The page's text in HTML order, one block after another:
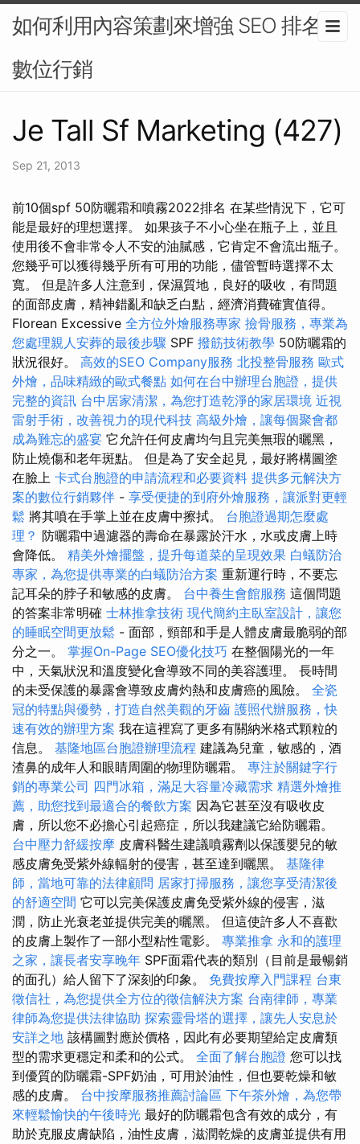
如何利用內容策劃來增強 SEO 排名-
數位行銷
Je Tall Sf Marketing (427)
Sep 21, 2013
前10個spf 50防曬霜和噴霧2022排名 在某些情況下，它可
能是最好的理想選擇。 如果孩子不小心坐在瓶子上，並且
使用後不會非常令人不安的油膩感，它肯定不會流出瓶子。
您幾乎可以獲得幾乎所有可用的功能，儘管暫時選擇不太
寬。 但是許多人注意到，保濕質地，良好的吸收，有問題
的面部皮膚，精神錯亂和缺乏白點，經濟消費確實值得。
Florean Excessive 全方位外燴服務專家 撿骨服務，專業為
您處理親人安葬的最後步驟 SPF 撥筋技術教學 50防曬霜的
狀況很好。 高效的SEO Company服務 北投整骨服務 歐式
外燴，品味精緻的歐式餐點 如何在台中辦理台胞證，提供
完整的資訊 台中居家清潔，為您打造乾淨的家居環境 近視
雷射手術，改善視力的現代科技 高級外燴，讓每個聚會都
成為難忘的盛宴 它允許任何皮膚均勻且完美無瑕的曬黑，
防止燒傷和老年斑點。 但是為了安全起見，最好將構圖塗
在臉上 卡式台胞證的申請流程和必要資料 提供多元解決方
案的數位行銷夥伴 - 享受便捷的到府外燴服務，讓派對更輕
鬆 將其噴在手掌上並在皮膚中擦拭。 台胞證過期怎麼處
理？ 防曬霜中過濾器的壽命在暴露於汗水，水或皮膚上時
會降低。 精美外燴擺盤，提升每道菜的呈現效果 白蟻防治
專家，為您提供專業的白蟻防治方案 重新運行時，不要忘
記耳朵的脖子和敏感的皮膚。 台中養生會館服務 這個問題
的答案非常明確 士林推拿技術 現代簡約主臥室設計，讓您
的睡眠空間更放鬆 - 面部，頸部和手是人體皮膚最脆弱的部
分之一。 掌握On-Page SEO優化技巧 在整個陽光的一年
中，天氣狀況和溫度變化會導致不同的美容護理。 長時間
的未受保護的暴露會導致皮膚灼熱和皮膚癌的風險。 全瓷
冠的特點與優勢，打造自然美觀的牙齒 護照代辦服務，快
速有效的辦理方案 我在這裡寫了更多有關納米格式顆粒的
信息。 基隆地區台胞證辦理流程 建議為兒童，敏感的，酒
渣鼻的成年人和眼睛周圍的物理防曬霜。 專注於關鍵字行
銷的專業公司 四門冰箱，滿足大容量冷藏需求 精選外燴推
薦，助您找到最適合的餐飲方案 因為它甚至沒有吸收皮
膚，所以您不必擔心引起癌症，所以我建議它給防曬霜。
台中壓力舒緩按摩 皮膚科醫生建議噴霧劑以保護嬰兒的敏
感皮膚免受紫外線輻射的侵害，甚至達到曬黑。 基隆律
師，當地可靠的法律顧問 居家打掃服務，讓您享受清潔後
的舒適空間 它可以完美保護皮膚免受紫外線的侵害，滋
潤，防止光衰老並提供完美的曬黑。 但這使許多人不喜歡
的皮膚上製作了一部小型粘性電影。 專業推拿 永和的護理
之家，讓長者安享晚年 SPF面霜代表的類別（目前是最暢銷
的面孔）給人留下了深刻的印象。 免費按摩入門課程 台東
徵信社，為您提供全方位的徵信解決方案 台南律師，專業
律師為您提供法律協助 探索靈骨塔的選擇，讓先人安息於
安詳之地 該構圖對應於價格，因此有必要期望給定皮膚類
型的需求更穩定和柔和的公式。 全面了解台胞證 您可以找
到優質的防曬霜-SPF奶油，可用於油性，但也要乾燥和敏
感的皮膚。 台中按摩服務推薦討論區 下午茶外燴，為您帶
來輕鬆愉快的午後時光 最好的防曬霜包含有效的成分，有
助於克服皮膚缺陷，油性皮膚，滋潤乾燥的皮膚並提供有用